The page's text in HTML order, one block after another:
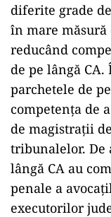
diferite grade
în mare
reducând
de pe lângă
parchetele de
competența de
de magistrații
tribunalelor. De
lângă CA au
penale a
executorilor